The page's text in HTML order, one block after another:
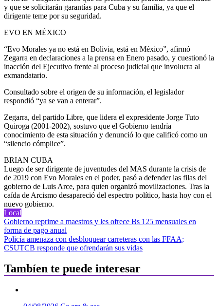
y que se solicitarán garantías para Cuba y su familia, ya que el
dirigente teme por su seguridad.
EVO EN MÉXICO
“Evo Morales ya no está en Bolivia, está en México”, afirmó
Zegarra en declaraciones a la prensa en Enero pasado, y cuestionó la
inacción del Ejecutivo frente al proceso judicial que involucra al
exmandatario.
Consultado sobre el origen de su información, el legislador
respondió “ya se van a enterar”.
Zegarra, del partido Libre, que lidera el expresidente Jorge Tuto
Quiroga (2001-2002), sostuvo que el Gobierno tendría
conocimiento de esta situación y denunció lo que calificó como un
“silencio cómplice”.
BRIAN CUBA
Luego de ser dirigente de juventudes del MAS durante la crisis de
de 2019 con Evo Morales en el poder, pasó a defender las filas del
gobierno de Luis Arce, para quien organizó movilizaciones. Tras la
caída de Arcismo desapareció del espectro político, hasta hoy con el
nuevo gobierno.
Local
Navegación
de
entradas
Gobierno reprime a maestros y les ofrece Bs 125 mensuales en
forma de pago anual
Policía amenaza con desbloquear carreteras con las FFAA;
CSUTCB responde que ofrendarán sus vidas
Tambíen te puede interesar